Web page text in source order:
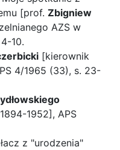
[prof. Zbigniew
AZS w
10.
[kierownik
4/1965 (33), s. 23-
1952], APS
z "urodzenia"